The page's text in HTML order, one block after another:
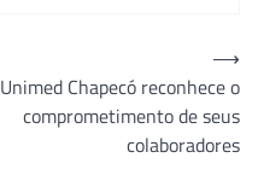
Unimed Chapecó reconhece o
comprometimento de seus
colaboradores
⟶